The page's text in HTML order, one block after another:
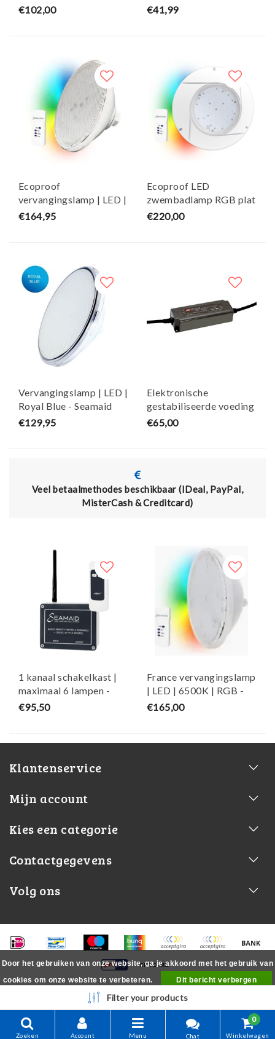
Zwembadlamp| 6500K
€102,00
| max. 40 W - Seamaid
€41,99
Ecoproof
vervangingslamp | LED |
RGB - Seamaid
€164,95
Ecoproof LED
zwembadlamp RGB plat
model – Seamaid
€220,00
Vervangingslamp | LED |
Royal Blue - Seamaid
€129,95
Elektronische
gestabiliseerde voeding
| max. 40 W - Seamaid
€65,00
Veel betaalmethodes beschikbaar (IDeal, PayPal,
MisterCash & Creditcard)
1 kanaal schakelkast |
maximaal 6 lampen -
Seamaid
€95,50
France vervangingslamp
| LED | 6500K | RGB -
Seamaid
€165,00
Klantenservice
Mijn account
Kies een categorie
Contactgegevens
Volg ons
Filter your products
Zoeken Account Menu Chat
0
Winkelwagen
Door het gebruiken van onze website, ga je akkoord met het gebruik van
cookies om onze website te verbeteren.
Dit bericht verbergen
Meer over cookies »